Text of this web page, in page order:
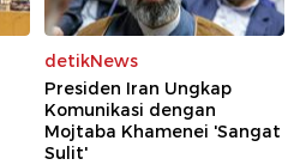
detikNews
Presiden Iran Ungkap
Komunikasi dengan
Mojtaba Khamenei 'Sangat
Sulit'